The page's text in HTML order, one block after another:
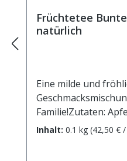
Früchtetee
natürlich
Eine milde und
Familie!Zutaten:
Karottenstücke,
Inhalt: 0.1 kg (42,50 €